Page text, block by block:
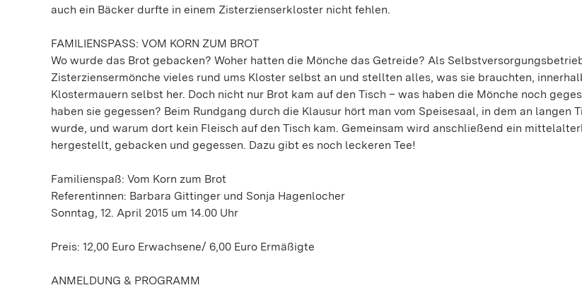
auch ein Bäcker durfte in einem Zisterzienserkloster nicht fehlen.
FAMILIENSPASS: VOM KORN ZUM BROT
Wo wurde das Brot gebacken? Woher hatten die Mönche das Getreide? Als
Zisterziensermönche vieles rund ums Kloster selbst an und stellten alles, was sie brauchten,
Klostermauern selbst her. Doch nicht nur Brot kam auf den Tisch – was haben die Mönche noch
haben sie gegessen? Beim Rundgang durch die Klausur hört man vom Speisesaal, in dem an langen
wurde, und warum dort kein Fleisch auf den Tisch kam. Gemeinsam wird anschließend ein
hergestellt, gebacken und gegessen. Dazu gibt es noch leckeren Tee!
Familienspaß: Vom Korn zum Brot
Referentinnen: Barbara Gittinger und Sonja Hagenlocher
Sonntag, 12. April 2015 um 14.00 Uhr
Preis: 12,00 Euro Erwachsene/ 6,00 Euro Ermäßigte
ANMELDUNG & PROGRAMM